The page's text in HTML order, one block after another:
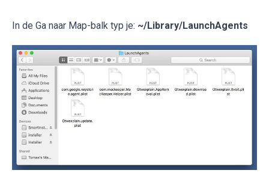
In de Ga naar Map-balk typ je: ~/Library/LaunchAgents